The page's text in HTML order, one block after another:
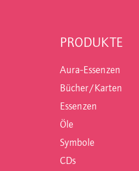
PRODUKTE
Aura-Essenzen
Bücher/Karten
Essenzen
Öle
Symbole
CDs